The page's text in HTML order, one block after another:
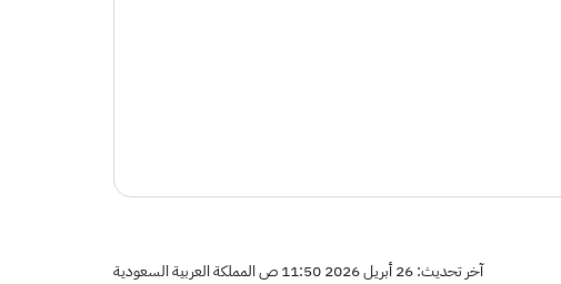
آخر تحديث: 26 أبريل 2026 11:50 ص المملكة العربية السعودية